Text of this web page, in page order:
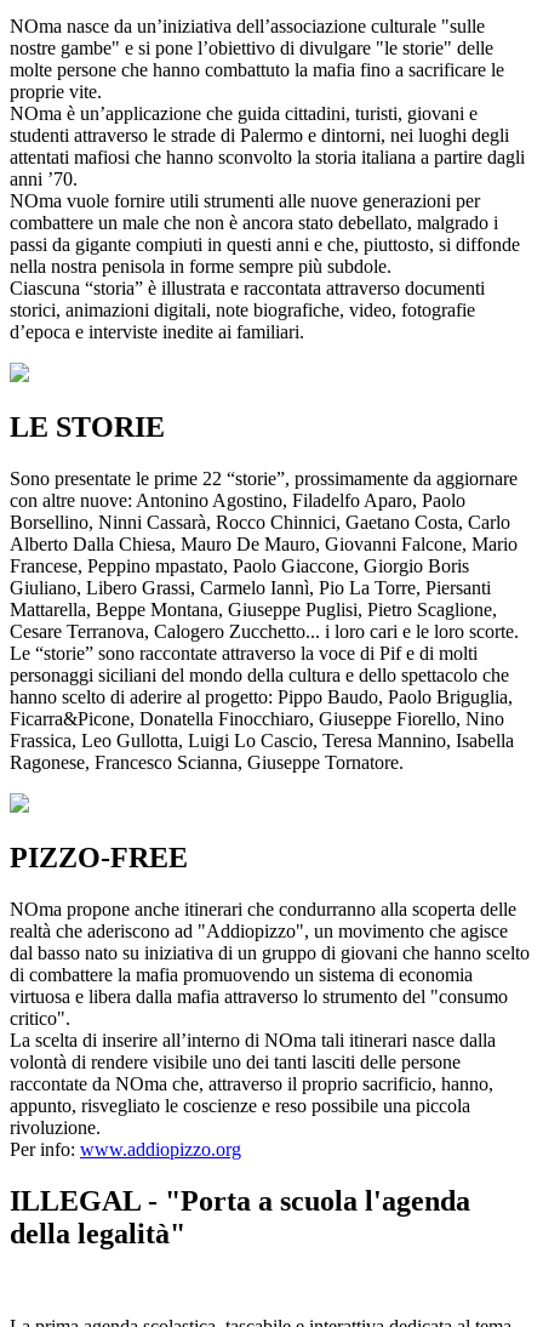
NOma nasce da un’iniziativa dell’associazione culturale "sulle
nostre gambe" e si pone l’obiettivo di divulgare "le storie" delle
molte persone che hanno combattuto la mafia fino a sacrificare le
proprie vite.
NOma è un’applicazione che guida cittadini, turisti, giovani e
studenti attraverso le strade di Palermo e dintorni, nei luoghi degli
attentati mafiosi che hanno sconvolto la storia italiana a partire dagli
anni ’70.
NOma vuole fornire utili strumenti alle nuove generazioni per
combattere un male che non è ancora stato debellato, malgrado i
passi da gigante compiuti in questi anni e che, piuttosto, si diffonde
nella nostra penisola in forme sempre più subdole.
Ciascuna “storia” è illustrata e raccontata attraverso documenti
storici, animazioni digitali, note biografiche, video, fotografie
d’epoca e interviste inedite ai familiari.
LE STORIE
Sono presentate le prime 22 “storie”, prossimamente da aggiornare
con altre nuove: Antonino Agostino, Filadelfo Aparo, Paolo
Borsellino, Ninni Cassarà, Rocco Chinnici, Gaetano Costa, Carlo
Alberto Dalla Chiesa, Mauro De Mauro, Giovanni Falcone, Mario
Francese, Peppino mpastato, Paolo Giaccone, Giorgio Boris
Giuliano, Libero Grassi, Carmelo Iannì, Pio La Torre, Piersanti
Mattarella, Beppe Montana, Giuseppe Puglisi, Pietro Scaglione,
Cesare Terranova, Calogero Zucchetto... i loro cari e le loro scorte.
Le “storie” sono raccontate attraverso la voce di Pif e di molti
personaggi siciliani del mondo della cultura e dello spettacolo che
hanno scelto di aderire al progetto: Pippo Baudo, Paolo Briguglia,
Ficarra&Picone, Donatella Finocchiaro, Giuseppe Fiorello, Nino
Frassica, Leo Gullotta, Luigi Lo Cascio, Teresa Mannino, Isabella
Ragonese, Francesco Scianna, Giuseppe Tornatore.
PIZZO-FREE
NOma propone anche itinerari che condurranno alla scoperta delle
realtà che aderiscono ad "Addiopizzo", un movimento che agisce
dal basso nato su iniziativa di un gruppo di giovani che hanno scelto
di combattere la mafia promuovendo un sistema di economia
virtuosa e libera dalla mafia attraverso lo strumento del "consumo
critico".
La scelta di inserire all’interno di NOma tali itinerari nasce dalla
volontà di rendere visibile uno dei tanti lasciti delle persone
raccontate da NOma che, attraverso il proprio sacrificio, hanno,
appunto, risvegliato le coscienze e reso possibile una piccola
rivoluzione.
Per info: www.addiopizzo.org
ILLEGAL - "Porta a scuola l'agenda
della legalità"